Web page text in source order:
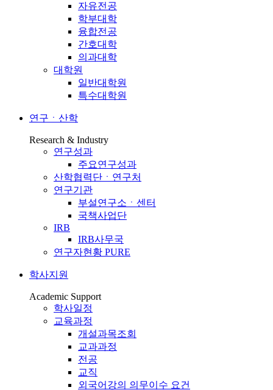
자유전공
학부대학
융합전공
간호대학
의과대학
대학원
일반대학원
특수대학원
연구ㆍ산학
Research & Industry
연구성과
주요연구성과
산학협력단ㆍ연구처
연구기관
부설연구소ㆍ센터
국책사업단
IRB
IRB사무국
연구자현황 PURE
학사지원
Academic Support
학사일정
교육과정
개설과목조회
교과과정
전공
교직
외국어강의 의무이수 요건